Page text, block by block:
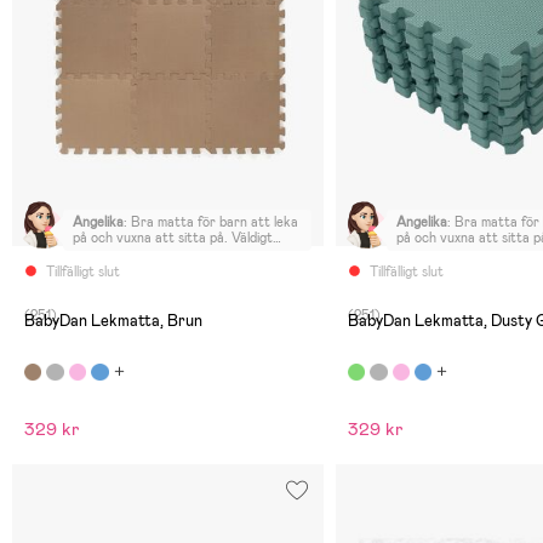
Tillfälligt slut
Angelika: Bra matta för barn att leka
på och vuxna att sitta på. Väldigt
de något från bilderna. Enda
att man har öppnat upp de.
(251)
BabyDan Lekmatta, Brun
329 kr
Tillfälligt slut
Angelika: Bra matta för
på och vuxna att sitta
de något från bilderna. Enda
att man har öppnat upp
(251)
BabyDan Lekmatta, Dusty
329 kr